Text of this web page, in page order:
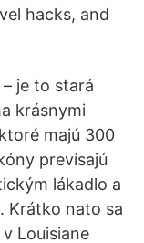
hacks, and
je to stará
krásnymi
majú 300
prevísajú
lákadlo a
Krátko nato sa
Louisiane